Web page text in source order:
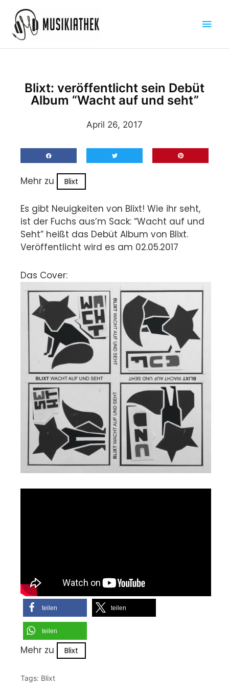
Inhalt
springen
Blixt: veröffentlicht sein Debüt
Album “Wacht auf und seht”
April 26, 2017
Mehr zu Blixt
Es gibt Neuigkeiten von Blixt! Wie ihr seht,
ist der Fuchs aus’m Sack: “Wacht auf und
Seht” heißt das Debüt Album von Blixt.
Veröffentlicht wird es am 02.05.2017
Das Cover:
teilen teilen
teilen
Mehr zu Blixt
Tags: Blixt